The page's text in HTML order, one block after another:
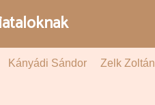
Kányádi Sándor Zelk Zoltán